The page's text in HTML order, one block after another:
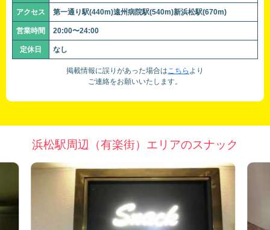
アクセス 第一通り駅(440m)遠州病院駅(540m)新浜松駅(670m)
営業時間 20:00〜24:00
定休日 なし
掲載情報に誤りがあった場合はこちら より
ご連絡をお願いいたします。
浜松駅周辺（有楽街）エリアのスナック